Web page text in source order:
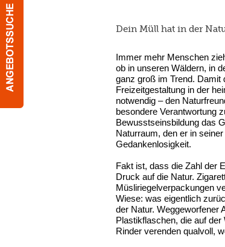
Dein Müll hat in der
Immer mehr Menschen
ob in unseren Wäldern, in
ganz groß im Trend. Damit
Freizeitgestaltung in der
notwendig – den
besondere Verantwortung
Bewusstseinsbildung das
Naturraum, den er in
Gedankenlosigkeit.
Fakt ist, dass die Zahl der
Druck auf die Natur.
Müsliriegelverpackungen
Wiese: was eigentlich
der Natur. Weggeworfener
Plastikflaschen, die auf
Rinder verenden qualvoll,